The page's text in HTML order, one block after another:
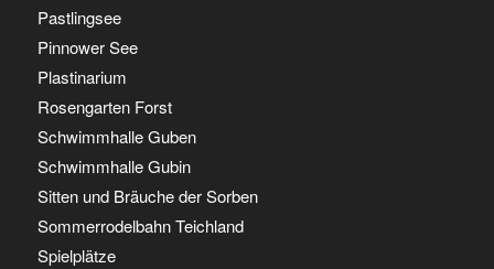
Pastlingsee
Pinnower See
Plastinarium
Rosengarten Forst
Schwimmhalle Guben
Schwimmhalle Gubin
Sitten und Bräuche der Sorben
Sommerrodelbahn Teichland
Spielplätze